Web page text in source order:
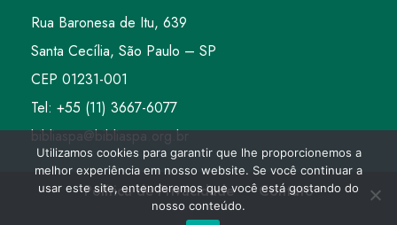
Rua Baronesa de Itu, 639
Santa Cecília, São Paulo – SP
CEP 01231-001
Tel: +55 (11) 3667-6077
bibliaspa@bibliaspa.org.br
Política de Privacidade Contato
Utilizamos cookies para garantir que lhe proporcionemos a
melhor experiência em nosso website. Se você continuar a
usar este site, entenderemos que você está gostando do
nosso conteúdo.